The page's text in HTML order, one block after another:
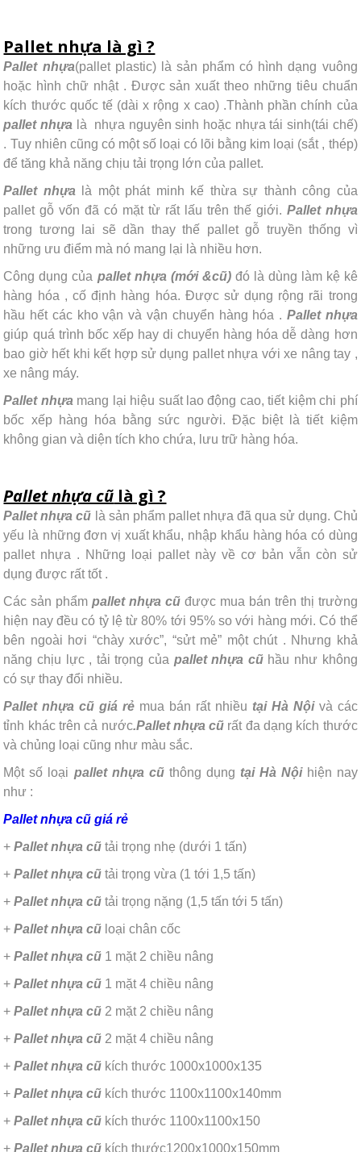
Pallet nhựa là gì ?
Pallet nhựa(pallet plastic) là sản phẩm có hình dạng vuông
hoặc hình chữ nhật . Được sản xuất theo những tiêu chuẩn
kích thước quốc tế (dài x rộng x cao) .Thành phần chính của
pallet nhựa là nhựa nguyên sinh hoặc nhựa tái sinh(tái chế)
. Tuy nhiên cũng có một số loại có lõi bằng kim loại (sắt , thép)
để tăng khả năng chịu tải trọng lớn của pallet.
Pallet nhựa là một phát minh kế thừa sự thành công của
pallet gỗ vốn đã có mặt từ rất lấu trên thế giới.­­ Pallet nhựa
trong tương lai sẽ dần thay thế pallet gỗ truyền thống vì
những ưu điểm mà nó mang lại là nhiều hơn.
Công dụng của pallet nhựa (mới &cũ)đó là dùng làm kệ kê
hàng hóa , cố định hàng hóa. Được sử dụng rộng rãi trong
hầu hết các kho vận và vận chuyển hàng hóa . Pallet nhựa
giúp quá trình bốc xếp hay di chuyển hàng hóa dễ dàng hơn
bao giờ hết khi kết hợp sử dụng pallet nhựa với xe nâng tay ,
xe nâng máy.
Pallet nhựa mang lại hiệu suất lao động cao, tiết kiệm chi phí
bốc xếp hàng hóa bằng sức người. Đặc biệt là tiết kiệm
không gian và diện tích kho chứa, lưu trữ hàng hóa.
Pallet nhựa cũ là gì ?
Pallet nhựa cũ là sản phẩm pallet nhựa đã qua sử dụng. Chủ
yếu là những đơn vị xuất khẩu, nhập khẩu hàng hóa có dùng
pallet nhựa . Những loại pallet này về cơ bản vẫn còn sử
dụng được rất tốt .
Các sản phẩmpallet nhựa cũ được mua bán trên thị trường
hiện nay đều có tỷ lệ từ 80% tới 95% so với hàng mới. Có thể
bên ngoài hơi “chày xước”, “sửt mẻ” một chút . Nhưng khả
năng chịu lực , tải trọng của pallet nhựa cũhầu như không
có sự thay đổi nhiều.
Pallet nhựa cũ giá rẻ mua bán rất nhiều tại Hà Nội và các
tỉnh khác trên cả nước.Pallet nhựa cũ rất đa dạng kích thước
và chủng loại cũng như màu sắc.
Một số loại pallet nhựa cũthông dụng tại Hà Nộihiện nay
như :
Pallet nhựa cũ giá rẻ
+Pallet nhựa cũ tải trọng nhẹ (dưới 1 tấn)
+Pallet nhựa cũ tải trọng vừa (1 tới 1,5 tấn)
+Pallet nhựa cũ tải trọng nặng (1,5 tấn tới 5 tấn)
+Pallet nhựa cũ loại chân cốc
+Pallet nhựa cũ 1 mặt 2 chiều nâng
+Pallet nhựa cũ 1 mặt 4 chiều nâng
+Pallet nhựa cũ 2 mặt 2 chiều nâng
+Pallet nhựa cũ 2 mặt 4 chiều nâng
+Pallet nhựa cũ kích thước 1000x1000x135
+Pallet nhựa cũ kích thước 1100x1100x140mm
+Pallet nhựa cũ kích thước 1100x1100x150
+Pallet nhựa cũ kích thước1200x1000x150mm